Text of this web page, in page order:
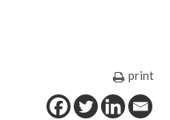
print